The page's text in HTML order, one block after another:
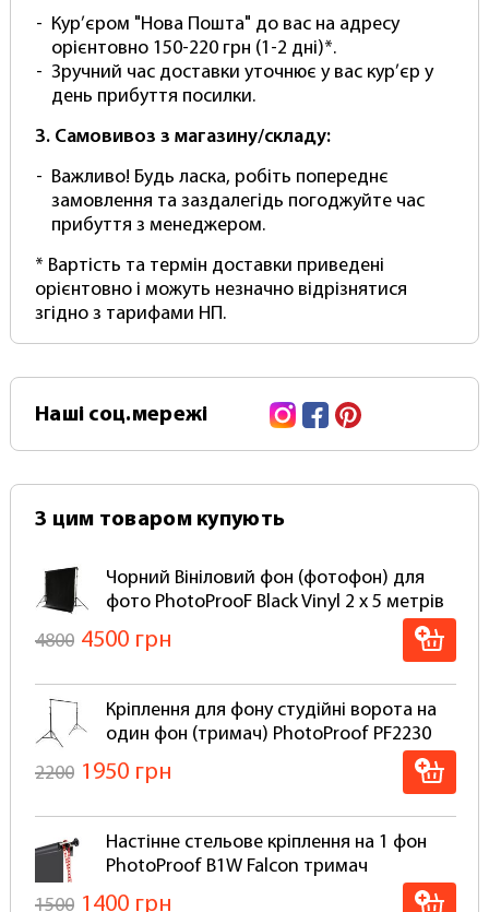
Комплектація:
фон вініловий
окремо. Зовнішній вигляд упаковки може бути
змінений виробником.)
Цей продукт Photoproof йде в Базовій
комплектації, що дозволяє встановити зелений
вініловий фотофон на систему кріплення на
кшталт "Ворота" або перекладину.
Для встановлення такого фону на настінне
стельове кріплення на кшталт "Ролет" потрібно
(скручування та розкручування) у рулон за
(готовий до роботи, вам потрібно лише
встановити).
згортається в рулон для зберігання та
транспортування в тубусі, щоб уникнути
дефектів та заломів (Відправляється Тільки в
Рулоні)
Для вінілового фону можна використовувати
такі самі студійні системи кріплення як для
паперових фонів.
Чому варто вибрати вініловий фон:
Вініловий фон набагато довговічніший у
порівнянні з тканинними, і особливо
паперовими фотофонами. Порвати вініловий
фон просто неможливо!
Кур’єром "Нова Пошта" до вас на адресу
орієнтовно 150-220 грн (1-2 дні)*.
Зручний час доставки уточнює у вас кур’єр у
день прибуття посилки.
3. Самовивоз з магазину/складу:
Важливо! Будь ласка, робіть попереднє
замовлення та заздалегідь погоджуйте час
прибуття з менеджером.
* Вартість та термін доставки приведені
орієнтовно і можуть незначно відрізнятися
згідно з тарифами НП.
Наші соц.мережі InstagramFacebook
З цим товаром купують
Чорний Вініловий фон (фотофон) для
фото PhotoProoF Black Vinyl 2 х 5 метрів
4800 4500 грн
Кріплення для фону студійні ворота на
один фон (тримач) PhotoProof PF2230
2200 1950 грн
Настінне стельове кріплення на 1 фон
PhotoProof B1W Falcon тримач
1500 1400 грн